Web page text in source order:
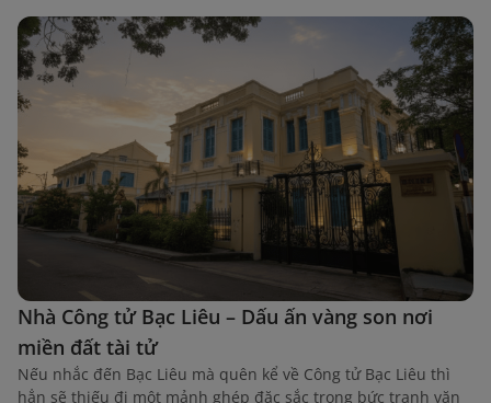
Nhà Công tử Bạc Liêu – Dấu ấn vàng son nơi
miền đất tài tử
Nếu nhắc đến Bạc Liêu mà quên kể về Công tử Bạc Liêu thì
hẳn sẽ thiếu đi một mảnh ghép đặc sắc trong bức tranh văn